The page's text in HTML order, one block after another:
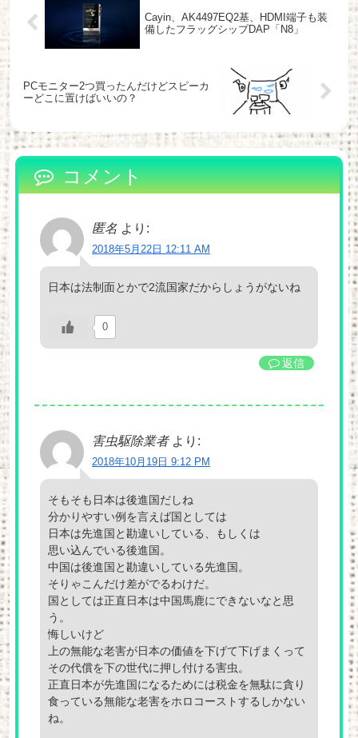
Cayin、AK4497EQ2基、HDMI端子も装
備したフラッグシップDAP「N8」
PCモニター2つ買ったんだけどスピーカ
ーどこに置けばいいの？
コメント
匿名 より:
2018年5月22日 12:11 AM
日本は法制面とかで2流国家だからしょうがないね
0
返信
害虫駆除業者 より:
2018年10月19日 9:12 PM
そもそも日本は後進国だしね
分かりやすい例を言えば国としては
日本は先進国と勘違いしている、もしくは
思い込んでいる後進国。
中国は後進国と勘違いしている先進国。
そりゃこんだけ差がでるわけだ。
国としては正直日本は中国馬鹿にできないなと思
う。
悔しいけど
上の無能な老害が日本の価値を下げて下げまくって
その代償を下の世代に押し付ける害虫。
正直日本が先進国になるためには税金を無駄に貪り
食っている無能な老害をホロコーストするしかない
ね。